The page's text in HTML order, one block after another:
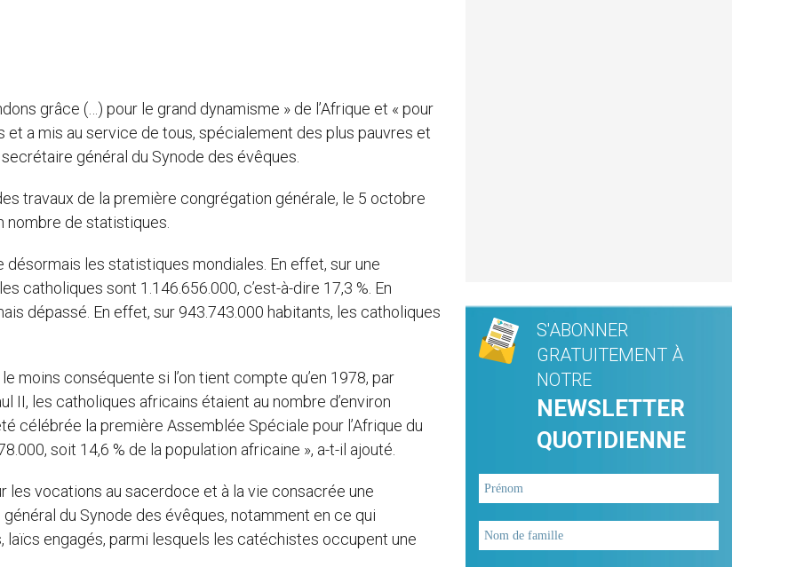
grâce (…) pour le grand dynamisme » de l’Afrique et « pour
et a mis au service de tous, spécialement des plus pauvres et
général du Synode des évêques.
travaux de la première congrégation générale, le 5 octobre
nombre de statistiques.
les statistiques mondiales. En effet, sur une
catholiques sont 1.146.656.000, c’est-à-dire 17,3 %. En
dépassé. En effet, sur 943.743.000 habitants, les catholiques
moins conséquente si l’on tient compte qu’en 1978, par
II, les catholiques africains étaient au nombre d’environ
célébrée la première Assemblée Spéciale pour l’Afrique du
soit 14,6 % de la population africaine », a-t-il ajouté.
les vocations au sacerdoce et à la vie consacrée une
du Synode des évêques, notamment en ce qui
engagés, parmi lesquels les catéchistes occupent une
S'ABONNER
GRATUITEMENT À
NOTRE
NEWSLETTER
QUOTIDIENNE